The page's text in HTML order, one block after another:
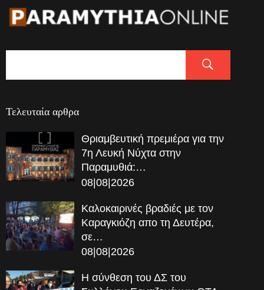
Τελευταία αρθρα
Θριαμβευτική πρεμιέρα για την
7η Λευκή Νύχτα στην
Παραμυθιά:…
08|08|2026
Καλοκαιρινές βραδιές με τον
Καραγκιόζη απο τη Δευτέρα,
σε…
08|08|2026
Η σύνθεση του ΔΣ του